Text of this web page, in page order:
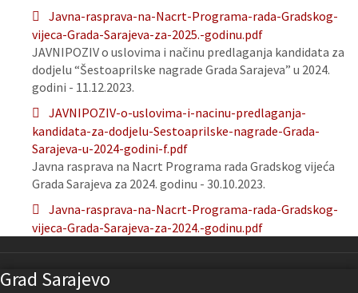
Javna-rasprava-na-Nacrt-Programa-rada-Gradskog-
vijeca-Grada-Sarajeva-za-2025.-godinu.pdf
JAVNIPOZIV o uslovima i načinu predlaganja kandidata za
dodjelu “Šestoaprilske nagrade Grada Sarajeva” u 2024.
godini - 11.12.2023.
JAVNIPOZIV-o-uslovima-i-nacinu-predlaganja-
kandidata-za-dodjelu-Sestoaprilske-nagrade-Grada-
Sarajeva-u-2024-godini-f.pdf
Javna rasprava na Nacrt Programa rada Gradskog vijeća
Grada Sarajeva za 2024. godinu - 30.10.2023.
Javna-rasprava-na-Nacrt-Programa-rada-Gradskog-
vijeca-Grada-Sarajeva-za-2024.-godinu.pdf
Grad Sarajevo